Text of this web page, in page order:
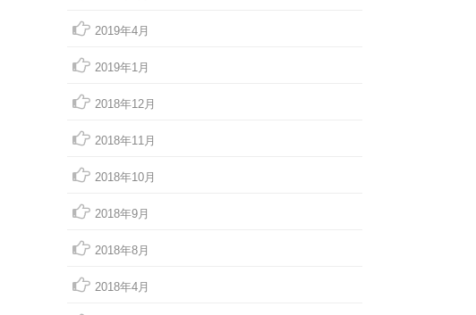
2019年4月
2019年1月
2018年12月
2018年11月
2018年10月
2018年9月
2018年8月
2018年4月